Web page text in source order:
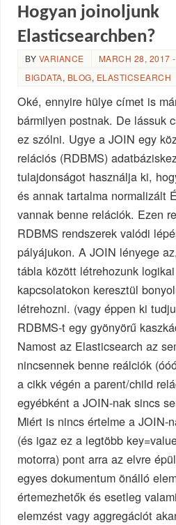
Hogyan joinoljunk
Elasticsearchben?
BY VARIANCE
MARCH 28, 2017
BIGDATA, BLOG, ELASTICSEARCH
Oké, ennyire hülye címet is
bármilyen postnak. De lássuk
ez szólni. Ugye a JOIN egy
relációs (RDBMS)
tulajdonságot használja ki,
és annak tartalma normalizált
vannak benne relációk. Ezen
RDBMS rendszerek valódi
pályájukon. A JOIN lényege
tábla között létrehozunk
kapcsolatokon keresztül
létrehozni. (vagy éppen ki
RDBMS-t egy gyönyörű
Namost az Elasticsearch az
nincsennek benne reálciók
a cikk végén a parent/child
egyébként a JOIN-nak sincs
Miért is nincs értelme a JOIN-
(és igaz ez a legtöbb
motorra) pont arra az elvre
egyes dokumentum önálló
értemezhetők és esetleg
elemzést vagy aggregációt